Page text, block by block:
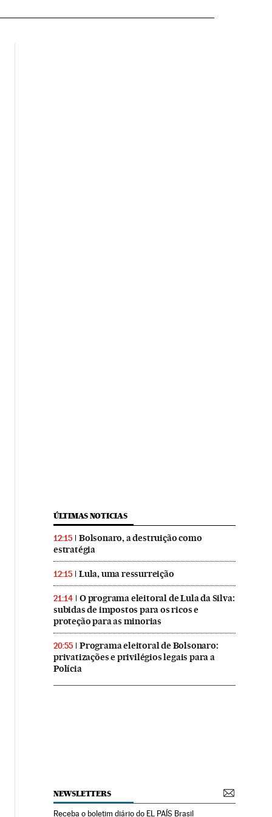
ÚLTIMAS NOTICIAS
12:15
Bolsonaro, a destruição como
estratégia
12:15 Lula, uma ressurreição
21:14
O programa eleitoral de Lula da Silva:
subidas de impostos para os ricos e
proteção para as minorias
20:55
Programa eleitoral de Bolsonaro:
privatizações e privilégios legais para a
Polícia
NEWSLETTERS
Receba o boletim diário do EL PAÍS Brasil